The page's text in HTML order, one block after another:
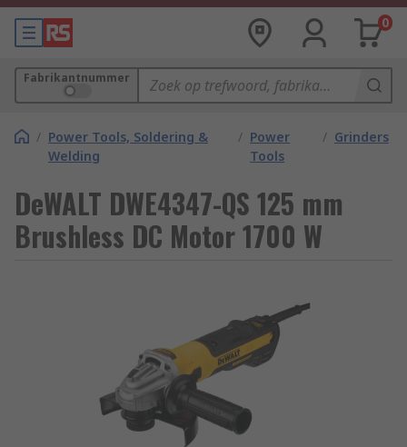
0
Fabrikantnummer
/ Power Tools, Soldering &
Welding
/ Power
Tools
/ Grinders
DeWALT DWE4347-QS 125 mm
Brushless DC Motor 1700 W